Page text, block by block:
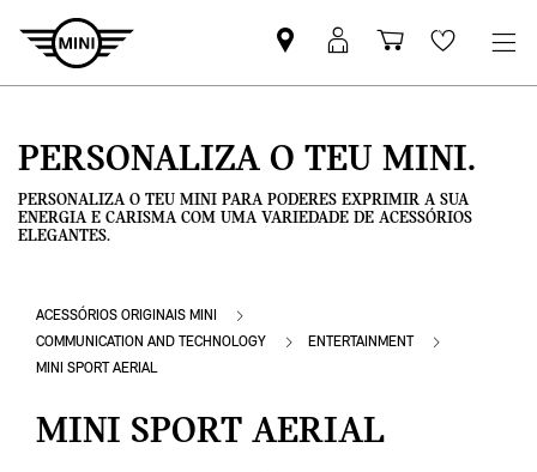
Pesquisar
parceiro
Iniciar
sessão
Carrinho
de
Wishlist
PERSONALIZA O TEU MINI.
PERSONALIZA O TEU MINI PARA PODERES EXPRIMIR A SUA
ENERGIA E CARISMA COM UMA VARIEDADE DE ACESSÓRIOS
ELEGANTES.
ACESSÓRIOS ORIGINAIS MINI
COMMUNICATION AND TECHNOLOGY
ENTERTAINMENT
MINI SPORT AERIAL
MINI SPORT AERIAL